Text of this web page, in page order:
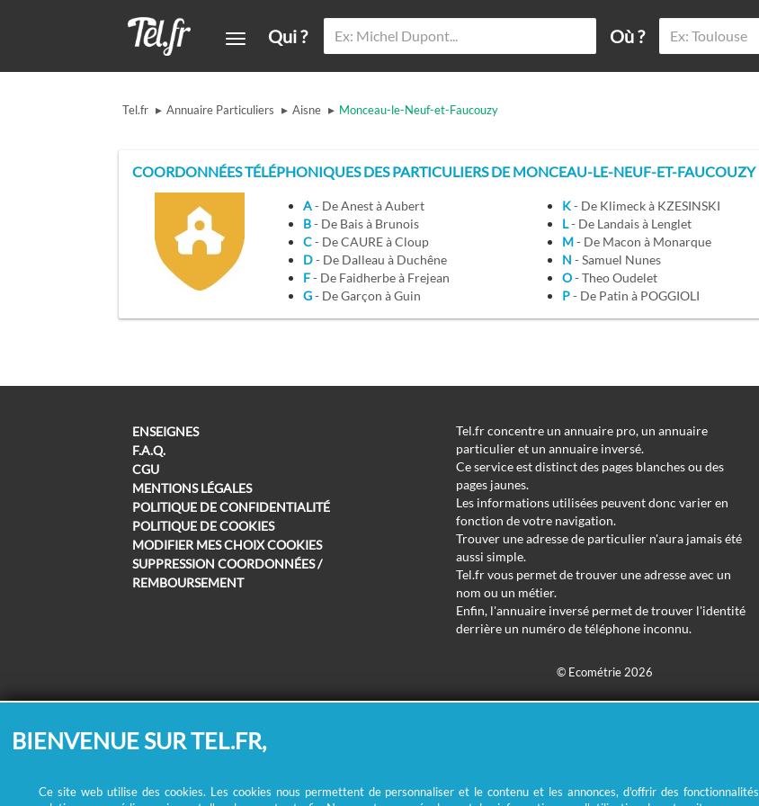
Qui ? Où ?
Tel.fr ▸ Annuaire Particuliers ▸ Aisne ▸ Monceau-le-Neuf-et-Faucouzy
COORDONNÉES TÉLÉPHONIQUES DES PARTICULIERS DE MONCEAU-LE-NEUF-ET-FAUCOUZY
A
- De Anest à Aubert
B
- De Bais à Brunois
C
- De CAURE à Cloup
D
- De Dalleau à Duchêne
F
- De Faidherbe à Frejean
G
- De Garçon à Guin
K
- De Klimeck à KZESINSKI
L
- De Landais à Lenglet
M
- De Macon à Monarque
N
- Samuel Nunes
O
- Theo Oudelet
P
- De Patin à POGGIOLI
ENSEIGNES
F.A.Q.
CGU
MENTIONS LÉGALES
POLITIQUE DE CONFIDENTIALITÉ
POLITIQUE DE COOKIES
MODIFIER MES CHOIX COOKIES
SUPPRESSION COORDONNÉES /
REMBOURSEMENT
Tel.fr concentre un annuaire pro, un annuaire
particulier et un annuaire inversé.
Ce service est distinct des pages blanches ou des
pages jaunes.
Les informations utilisées peuvent donc varier en
fonction de votre navigation.
Trouver une adresse de particulier n'aura jamais été
aussi simple.
Tel.fr vous permet de trouver une adresse avec un
nom ou un métier.
Enfin, l'annuaire inversé permet de trouver l'identité
derrière un numéro de téléphone inconnu.
© Ecométrie 2026
BIENVENUE SUR TEL.FR,
Ce site web utilise des cookies. Les cookies nous permettent de personnaliser et le contenu et les annonces, d'offrir des fonctionnalités